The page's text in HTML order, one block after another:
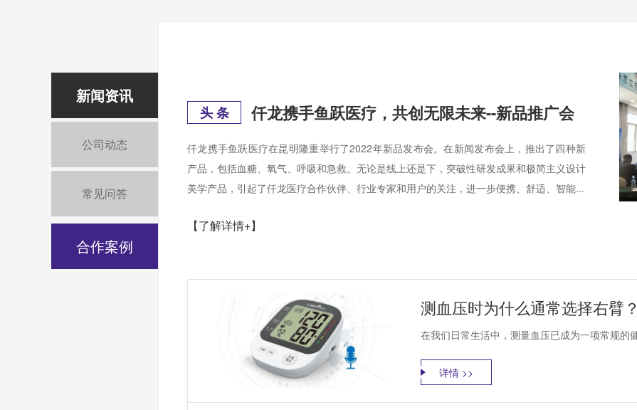
头 条 仟龙携手鱼跃医疗，共创无限未来--新品推广会
仟龙携手鱼跃医疗在昆明隆重举行了2022年新品发布会。在新闻发布会上，推出了四种新
产品，包括血糖、氧气、呼吸和急救。无论是线上还是下，突破性研发成果和极简主义设计
美学产品，引起了仟龙医疗合作伙伴、行业专家和用户的关注，进一步便携、舒适、智能...
【了解详情+】
测血压时为什么通常选择右臂？
在我们日常生活中，测量血压已成为一项常规的
详情 >>
新闻资讯
公司动态
常见问答
合作案例